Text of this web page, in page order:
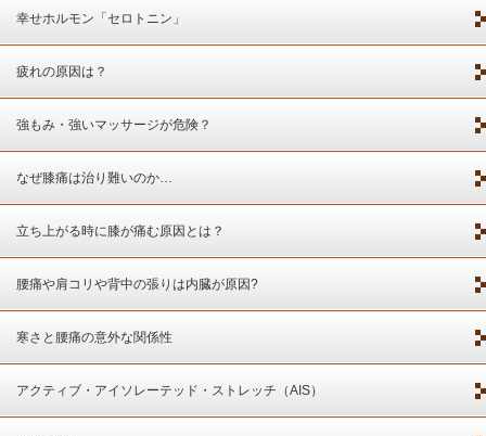
幸せホルモン「セロトニン」
疲れの原因は？
強もみ・強いマッサージが危険？
なぜ膝痛は治り難いのか…
立ち上がる時に膝が痛む原因とは？
腰痛や肩コリや背中の張りは内臓が原因?
寒さと腰痛の意外な関係性
アクティブ・アイソレーテッド・ストレッチ（AIS）